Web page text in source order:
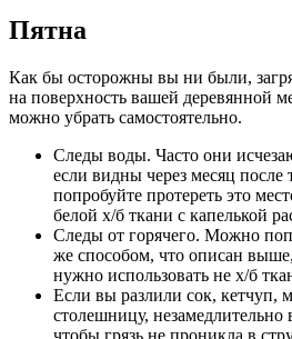
Пятна
Как бы осторожны вы ни были,
на поверхность вашей деревянной
можно убрать самостоятельно.
Следы воды. Часто они
если видны через месяц после
попробуйте протереть это
белой х/б ткани с капелькой
Следы от горячего. Можно
же способом, что описан
нужно использовать не х/б
Если вы разлили сок, кетчуп,
столешницу, незамедлительно